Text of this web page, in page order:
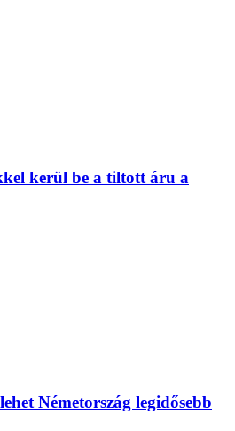
kerül be a tiltott áru a
Németország legidősebb